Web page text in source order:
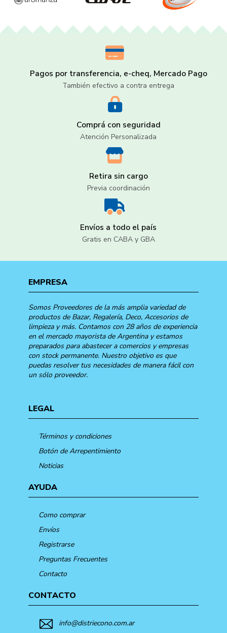
Pagos por transferencia, e-cheq, Mercado Pago
También efectivo a contra entrega
Comprá con seguridad
Atención Personalizada
Retira sin cargo
Previa coordinación
Envíos a todo el país
Gratis en CABA y GBA
EMPRESA
Somos Proveedores de la más amplia variedad de
productos de Bazar, Regalería, Deco, Accesorios de
limpieza y más. Contamos con 28 años de experiencia
en el mercado mayorista de Argentina y estamos
preparados para abastecer a comercios y empresas
con stock permanente. Nuestro objetivo es que
puedas resolver tus necesidades de manera fácil con
un sólo proveedor.
LEGAL
Términos y condiciones
Botón de Arrepentimiento
Noticias
AYUDA
Como comprar
Envíos
Registrarse
Preguntas Frecuentes
Contacto
CONTACTO
info@distriecono.com.ar